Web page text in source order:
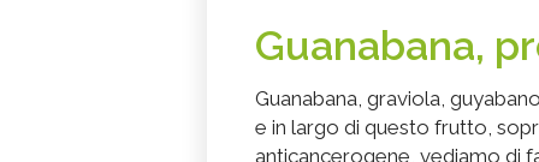
Guanabana,
Guanabana, graviola,
e in largo di questo frutto,
anticancerogene, vediamo di